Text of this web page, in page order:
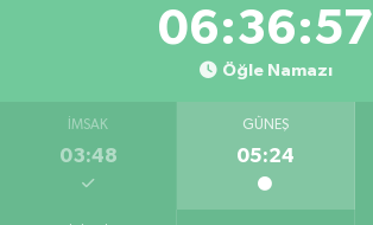
06:36:57
Öğle Namazı
İMSAK
03:48
GÜNEŞ
05:24